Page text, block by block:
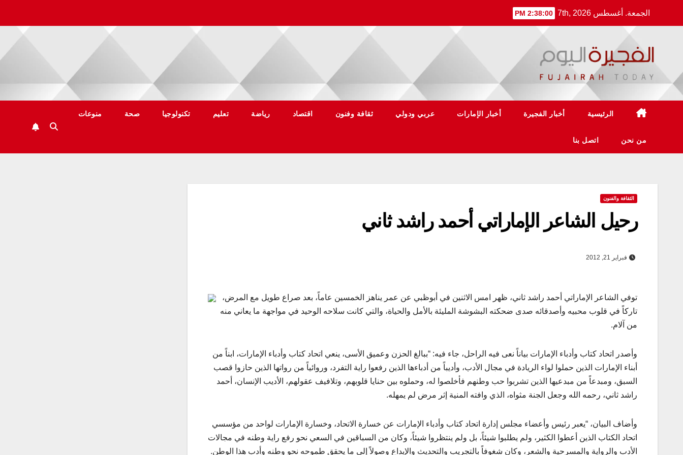
الجمعة. أغسطس 7th, 2026 2:38:00 PM
الرئيسية أخبار الفجيرة أخبار الإمارات عربي ودولي ثقافة وفنون اقتصاد رياضة تعليم تكنولوجيا صحة منوعات
من نحن اتصل بنا
الثقافة والفنون
رحيل الشاعر الإماراتي أحمد راشد ثاني
فبراير 21, 2012
توفي الشاعر الإماراتي أحمد راشد ثاني، ظهر امس الاثنين في أبوظبي عن عمر يناهز الخمسين عاماً، بعد صراع طويل مع المرض،
تاركاً في قلوب محبيه وأصدقائه صدى ضحكته البشوشة المليئة بالأمل والحياة، والتي كانت سلاحه الوحيد في مواجهة ما يعاني منه
من آلام.
وأصدر اتحاد كتاب وأدباء الإمارات بياناً نعى فيه الراحل، جاء فيه: “ببالغ الحزن وعميق الأسى، ينعي اتحاد كتاب وأدباء الإمارات، ابناً من
أبناء الإمارات الذين حملوا لواء الريادة في مجال الأدب، وأديباً من أدباءها الذين رفعوا راية التفرد، وروائياً من رواتها الذين حازوا قصب
السبق، ومبدعاً من مبدعيها الذين تشربوا حب وطنهم فأخلصوا له، وحملوه بين حنايا قلوبهم، وتلافيف عقولهم، الأديب الإنسان، أحمد
راشد ثاني، رحمه الله وجعل الجنة مثواه، الذي وافته المنية إثر مرض لم يمهله.
وأضاف البيان، “يعبر رئيس وأعضاء مجلس إدارة اتحاد كتاب وأدباء الإمارات عن خسارة الاتحاد، وخسارة الإمارات لواحد من مؤسسي
اتحاد الكتاب الذين أعطوا الكثير، ولم يطلبوا شيئاً، بل ولم ينتظروا شيئاً، وكان من السباقين في السعي نحو رفع راية وطنه في مجالات
الأدب والرواية والمسرحية والشعر، وكان شغوفاً بالتجريب والتحديث والإبداع وصولاً إلى ما يحقق طموحه نحو وطنه وأدب هذا الوطن.